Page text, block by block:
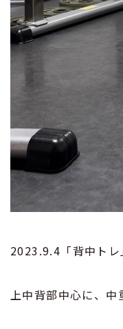
2023.9.4「背中トレ
上中背部中心に、中